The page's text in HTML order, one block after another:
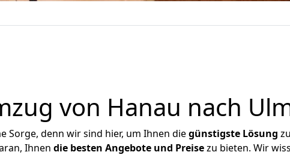
von Hanau nach
Sorge, denn wir sind hier, um Ihnen diegünstigste Lösung
Ihnen die besten Angebote und Preisezu bieten. Wir